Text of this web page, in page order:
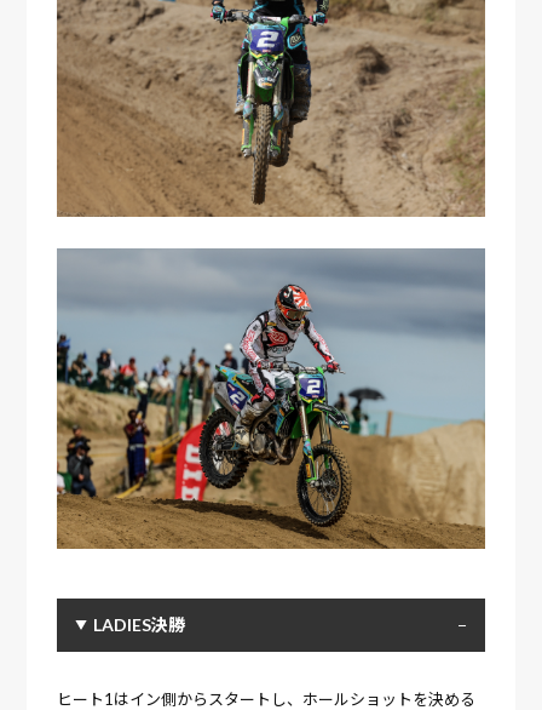
LADIES決勝
ヒート1はイン側からスタートし、ホールショットを決める